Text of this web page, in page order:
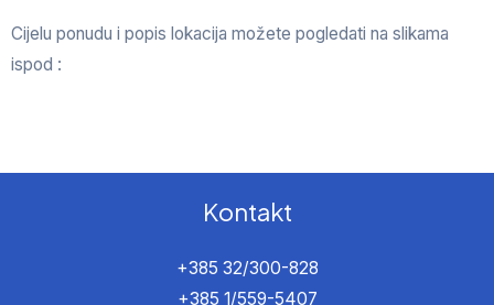
Cijelu ponudu i popis lokacija možete pogledati na slikama
ispod :
Kontakt
+385 32/300-828
+385 1/559-5407